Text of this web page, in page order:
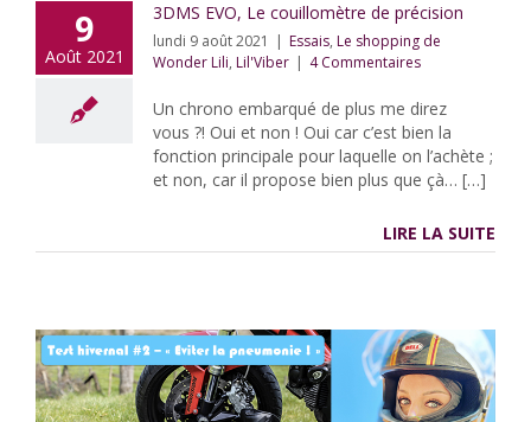
9
Août 2021
3DMS EVO, Le couillomètre de précision
lundi 9 août 2021 Essais, Le shopping de
Wonder Lili, Lil'Viber 4 Commentaires
Un chrono embarqué de plus me direz
vous ?! Oui et non ! Oui car c’est bien la
fonction principale pour laquelle on l’achète ;
et non, car il propose bien plus que çà… […]
LIRE LA SUITE